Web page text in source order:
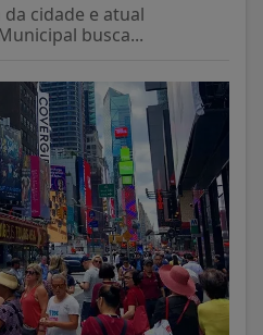
cidade e atual
busca...